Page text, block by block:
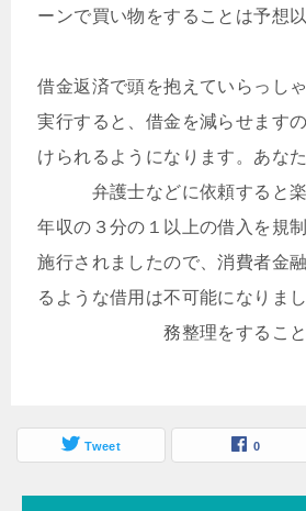
ーンで買い物をすることは予想
借金返済で頭を抱えていらっし
実行すると、借金を減らせます
けられるようになります。あな
弁護士などに依頼すると
年収の３分の１以上の借入を規
施行されましたので、消費者金
るような借用は不可能になりま
務整理をするこ
Tweet 0